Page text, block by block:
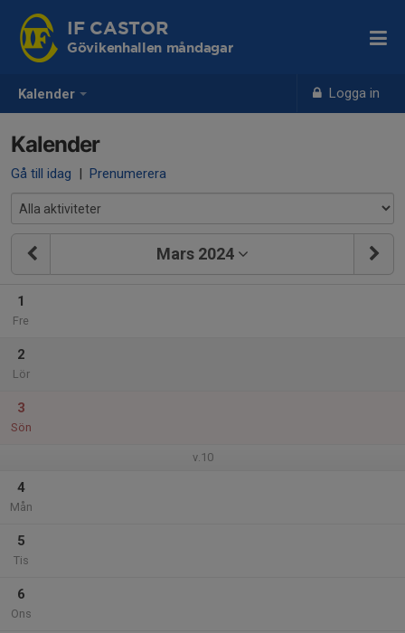
Kalender Logga in
IF CASTOR
Gövikenhallen måndagar
Kalender
Gå till idag | Prenumerera
Mars 2024
1
Fre
2
Lör
3
Sön
v.10
4
Mån
5
Tis
6
Ons